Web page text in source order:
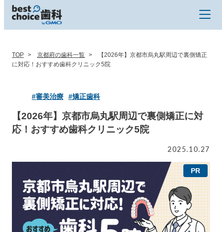
TOP 京都府の歯科一覧
【2026年】京都市烏丸駅周辺で裏側矯正
に対応！おすすめ歯科クリニック5院
#審美治療 #矯正歯科
【2026年】京都市烏丸駅周辺で裏側矯正に対
応！おすすめ歯科クリニック5院
2025.10.27